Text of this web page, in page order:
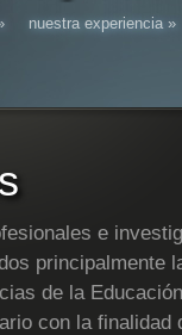
nuestra experiencia»
e
principalmente
de la
con la finalidad